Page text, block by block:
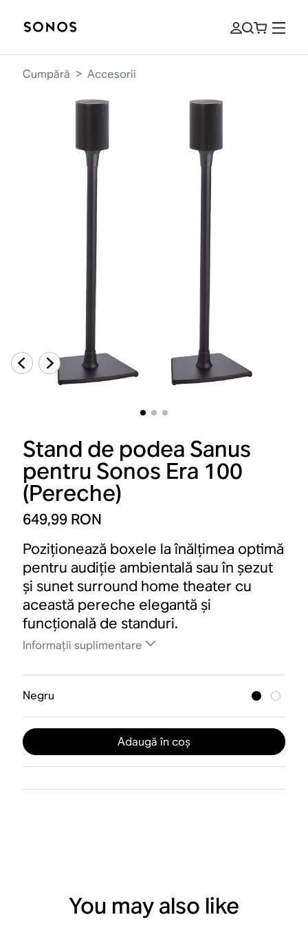
Cumpără > Accesorii
Stand de podea Sanus
pentru Sonos Era 100
(Pereche)
649,99 RON
Poziționează boxele la înălțimea optimă
pentru audiție ambientală sau în șezut
și sunet surround home theater cu
această pereche elegantă și
funcțională de standuri.
Informații suplimentare
Negru
Adaugă în coș
You may also like